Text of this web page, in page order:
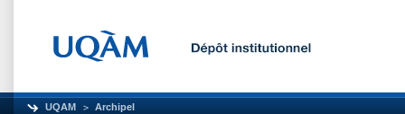
UQAM Archipel